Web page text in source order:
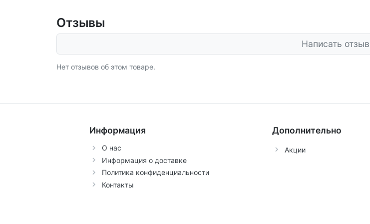
Отзывы
Написать отзыв
Нет отзывов об этом товаре.
Информация
О нас
Информация о доставке
Политика конфиденциальности
Контакты
Дополнительно
Акции